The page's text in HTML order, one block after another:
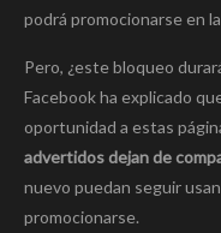
podrá promocionarse en
Pero, ¿este bloqueo
Facebook ha explicado
oportunidad a estas
advertidos dejan de
nuevo puedan seguir
promocionarse.